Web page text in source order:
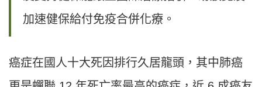
加速健保給付免疫合併化療。
癌症在國人十大死因排行久居龍頭，其中肺癌